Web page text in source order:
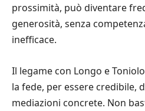
prossimità, può diventare
generosità, senza
inefficace.
Il legame con Longo e
la fede, per essere credibile,
mediazioni concrete. Non